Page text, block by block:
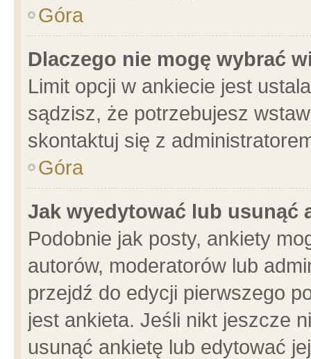
Góra
Dlaczego nie mogę wybrać
Limit opcji w ankiecie jest
sądzisz, że potrzebujesz
skontaktuj się z
Góra
Jak wyedytować lub usunąć
Podobnie jak posty, ankiety
autorów, moderatorów lub
przejdź do edycji pierwszego
jest ankieta. Jeśli nikt jeszcze
usunąć ankietę lub edytować